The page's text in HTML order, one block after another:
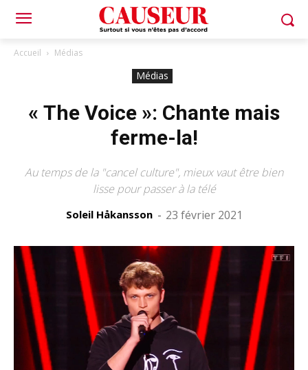
Accueil Médias
Médias
« The Voice »: Chante mais
ferme-la!
Au temps de la "cancel culture", mieux vaut être bien
lisse pour passer à la télé
Soleil Håkansson - 23 février 2021